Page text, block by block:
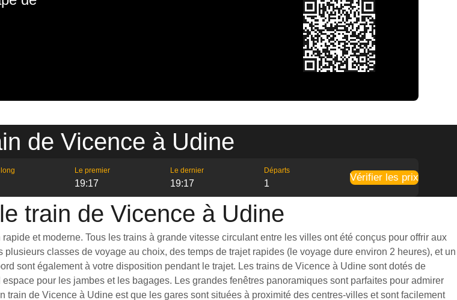
de Vicence à Udine
Le premier
19:17
Le dernier
19:17
Départs
1
Vérifier les prix
train de Vicence à Udine
et moderne. Tous les trains à grande vitesse circulant entre les villes ont été conçus pour offrir aux
classes de voyage au choix, des temps de trajet rapides (le voyage dure environ 2 heures), et un
sont également à votre disposition pendant le trajet. Les trains de Vicence à Udine sont dotés de
pour les jambes et les bagages. Les grandes fenêtres panoramiques sont parfaites pour admirer
de Vicence à Udine est que les gares sont situées à proximité des centres-villes et sont facilement